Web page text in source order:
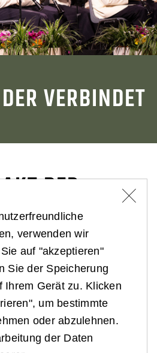
VERBINDET
DER
zugleich eine
Der Reinerlös des Abends
zugute, die seit
in Not unterstützen: der
Dunkel“ sowie dem
hilft“.
verwenden wir
auf "akzeptieren"
Sie der Speicherung
Ihrem Gerät zu. Klicken
um bestimmte
oder abzulehnen.
der Daten